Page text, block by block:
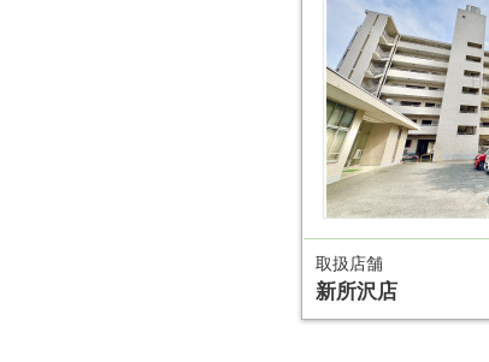
取扱店舗
新所沢店